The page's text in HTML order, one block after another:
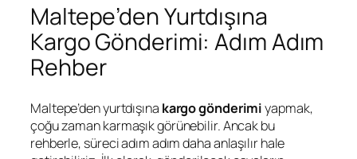
Maltepe’den Yurtdışına
Kargo Gönderimi: Adım Adım
Rehber
Maltepe’den yurtdışına kargo gönderimiyapmak,
çoğu zaman karmaşık görünebilir. Ancak bu
rehberle, süreci adım adım daha anlaşılır hale